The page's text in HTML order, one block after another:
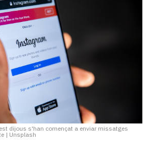
dijous s'han començat a enviar missatges
| Unsplash